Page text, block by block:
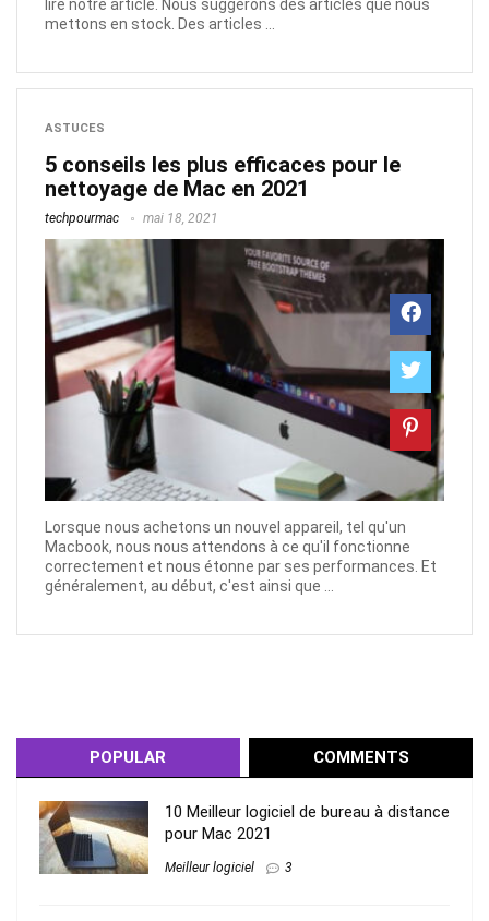
lire notre article. Nous suggérons des articles que nous
mettons en stock. Des articles ...
ASTUCES
5 conseils les plus efficaces pour le
nettoyage de Mac en 2021
techpourmac mai 18, 2021
Lorsque nous achetons un nouvel appareil, tel qu'un
Macbook, nous nous attendons à ce qu'il fonctionne
correctement et nous étonne par ses performances. Et
généralement, au début, c'est ainsi que ...
POPULAR COMMENTS
10 Meilleur logiciel de bureau à distance
pour Mac 2021
Meilleur logiciel 3